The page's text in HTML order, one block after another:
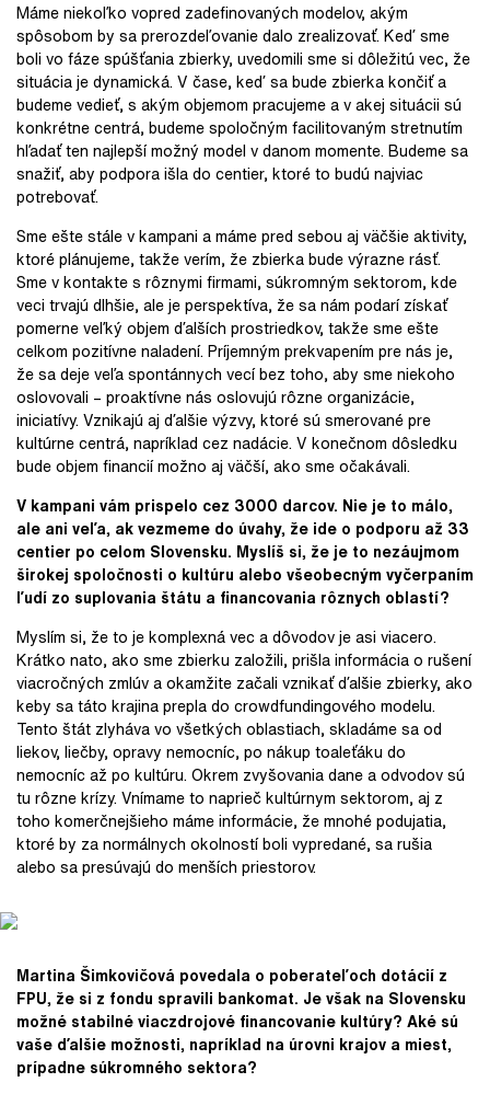
Máme niekoľko vopred zadefinovaných modelov, akým
spôsobom by sa prerozdeľovanie dalo zrealizovať. Keď sme
boli vo fáze spúšťania zbierky, uvedomili sme si dôležitú vec, že
situácia je dynamická. V čase, keď sa bude zbierka končiť a
budeme vedieť, s akým objemom pracujeme a v akej situácii sú
konkrétne centrá, budeme spoločným facilitovaným stretnutím
hľadať ten najlepší možný model v danom momente. Budeme sa
snažiť, aby podpora išla do centier, ktoré to budú najviac
potrebovať.
Sme ešte stále v kampani a máme pred sebou aj väčšie aktivity,
ktoré plánujeme, takže verím, že zbierka bude výrazne rásť.
Sme v kontakte s rôznymi firmami, súkromným sektorom, kde
veci trvajú dlhšie, ale je perspektíva, že sa nám podarí získať
pomerne veľký objem ďalších prostriedkov, takže sme ešte
celkom pozitívne naladení. Príjemným prekvapením pre nás je,
že sa deje veľa spontánnych vecí bez toho, aby sme niekoho
oslovovali – proaktívne nás oslovujú rôzne organizácie,
iniciatívy. Vznikajú aj ďalšie výzvy, ktoré sú smerované pre
kultúrne centrá, napríklad cez nadácie. V konečnom dôsledku
bude objem financií možno aj väčší, ako sme očakávali.
V kampani vám prispelo cez 3000 darcov. Nie je to málo,
ale ani veľa, ak vezmeme do úvahy, že ide o podporu až 33
centier po celom Slovensku. Myslíš si, že je to nezáujmom
širokej spoločnosti o kultúru alebo všeobecným vyčerpaním
ľudí zo suplovania štátu a financovania rôznych oblastí?
Myslím si, že to je komplexná vec a dôvodov je asi viacero.
Krátko nato, ako sme zbierku založili, prišla informácia o rušení
viacročných zmlúv a okamžite začali vznikať ďalšie zbierky, ako
keby sa táto krajina prepla do crowdfundingového modelu.
Tento štát zlyháva vo všetkých oblastiach, skladáme sa od
liekov, liečby, opravy nemocníc, po nákup toaleťáku do
nemocníc až po kultúru. Okrem zvyšovania dane a odvodov sú
tu rôzne krízy. Vnímame to naprieč kultúrnym sektorom, aj z
toho komerčnejšieho máme informácie, že mnohé podujatia,
ktoré by za normálnych okolností boli vypredané, sa rušia
alebo sa presúvajú do menších priestorov.
Martina Šimkovičová povedala o poberateľoch dotácií z
FPU, že si z fondu spravili bankomat. Je však na Slovensku
možné stabilné viaczdrojové financovanie kultúry? Aké sú
vaše ďalšie možnosti, napríklad na úrovni krajov a miest,
prípadne súkromného sektora?